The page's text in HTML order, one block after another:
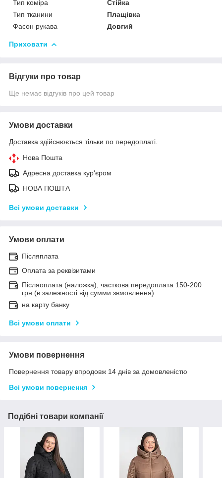
Тип коміра
Стійка
Тип тканини
Плащівка
Фасон рукава
Довгий
Приховати
Відгуки про товар
Ще немає відгуків про цей товар
Умови доставки
Доставка здійснюється тільки по передоплаті.
Нова Пошта
Адресна доставка кур'єром
НОВА ПОШТА
Всі умови доставки
Умови оплати
Післяплата
Оплата за реквізитами
Післяоплата (наложка), часткова передоплата 150-200
грн (в залежності від сумми звмовлення)
на карту банку
Всі умови оплати
Умови повернення
Повернення товару впродовж 14 днів за домовленістю
Всі умови повернення
Подібні товари компанії